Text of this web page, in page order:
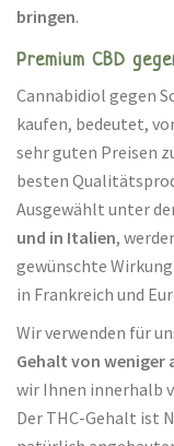
bringen.
Premium CBD
Cannabidiol gegen
kaufen, bedeutet,
sehr guten Preisen
besten
Ausgewählt unter
und in Italien,
gewünschte
in Frankreich und
Wir verwenden für
Gehalt von weniger
wir Ihnen innerhalb
Der THC-Gehalt ist